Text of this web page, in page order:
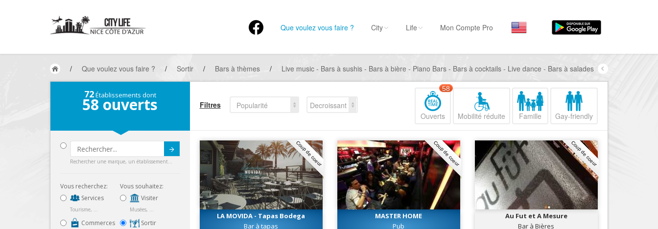
Que voulez vous faire ?
Par activité
Hôtels, ...
Visiter
Sortir
Restaurants, ...
Commerces
Mode, ...
Loisirs
Plages, sports, ...
Par quartiers
Nice Promenade du
Nice le Port
Nice le Vieux Nice
Nice le Coeur de Ville
Nice les Collines Niçoises
Nice le petit Marais Niçois
Nice la plaine du Var
City Life Mon Compte Pro
/ Que voulez vous faire ? / Sortir / Bars à thèmes / Live music - Bars à sushis - Bars à bière - Piano Bars - Bars à cocktails - Live dance - Bars à salades
72Établissements dont
58 ouverts
Rechercher une marque, un établissement...
Vous recherchez:
Services
Tourisme, ...
Commerces
Vous souhaitez:
Visiter
Musées, ...
Sortir
Filtres Popularité
Decroissant
Ouverts
58
Mobilité réduite Famille Gay-friendly
Coup de coeur
LA MOVIDA - Tapas Bodega
Bar à tapas
Coup de coeur
MASTER HOME
Pub
Coup de coeur
Au Fut et A Mesure
Bar à Bières